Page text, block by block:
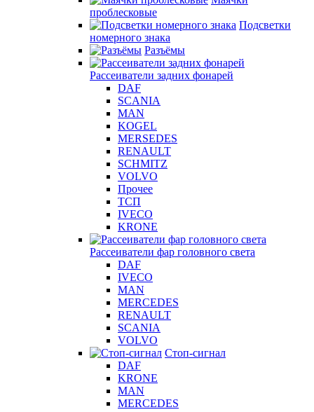
проблесковые
Подсветки
номерного знака
Разъёмы
Рассеиватели задних фонарей
DAF
SCANIA
MAN
KOGEL
MERSEDES
RENAULT
SCHMITZ
VOLVO
Прочее
ТСП
IVECO
KRONE
Рассеиватели фар головного света
DAF
IVECO
MAN
MERCEDES
RENAULT
SCANIA
VOLVO
Стоп-сигнал
DAF
KRONE
MAN
MERCEDES